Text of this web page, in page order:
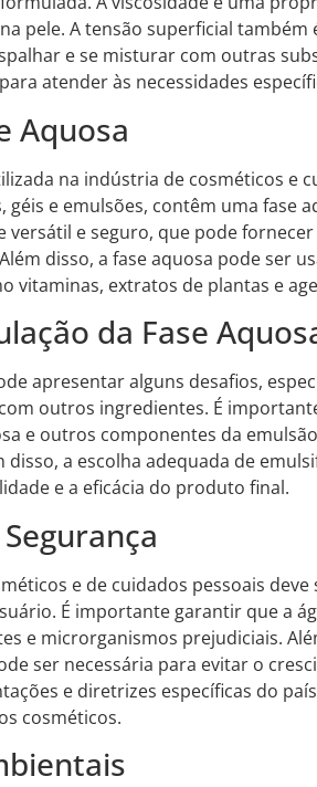
pele. A tensão superficial
e se misturar com outras
atender às necessidades
Aquosa
na indústria de cosméticos e
e emulsões, contêm uma fase
versátil e seguro, que pode
disso, a fase aquosa pode ser
vitaminas, extratos de plantas e
da Fase
apresentar alguns desafios,
outros ingredientes. É
e outros componentes da
a escolha adequada de
e a eficácia do produto final.
e de cuidados pessoais
É importante garantir que a
e microrganismos prejudiciais.
ser necessária para evitar o
e diretrizes específicas do
cosméticos.